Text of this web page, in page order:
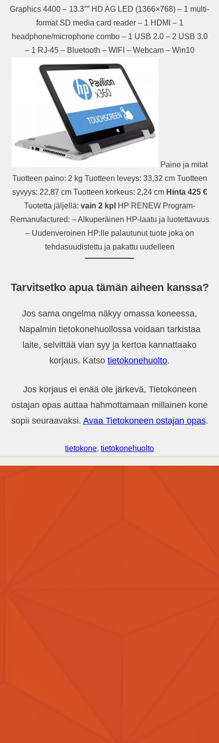
Graphics 4400 – 13.3″” HD AG LED (1366×768) – 1 multi-
format SD media card reader – 1 HDMI – 1
headphone/microphone combo – 1 USB 2.0 – 2 USB 3.0
– 1 RJ-45 – Bluetooth – WIFI – Webcam – Win10
Paino ja mitat
Tuotteen paino: 2 kg Tuotteen leveys: 33,32 cm Tuotteen
syvyys: 22,87 cm Tuotteen korkeus: 2,24 cm Hinta 425 €
Tuotetta jäljellä: vain 2 kpl
HP RENEW Program-
Remanufactured: – Alkuperäinen HP-laatu ja luotettavuus
– Uudenveroinen HP:lle palautunut tuote joka on
tehdasuudistettu ja pakattu uudelleen
Tarvitsetko apua tämän aiheen kanssa?
Jos sama ongelma näkyy omassa koneessa,
Napalmin tietokonehuollossa voidaan tarkistaa
laite, selvittää vian syy ja kertoa kannattaako
korjaus. Katso tietokonehuolto.
Jos korjaus ei enää ole järkevä, Tietokoneen
ostajan opas auttaa hahmottamaan millainen kone
sopii seuraavaksi. Avaa Tietokoneen ostajan opas.
tietokone, tietokonehuolto